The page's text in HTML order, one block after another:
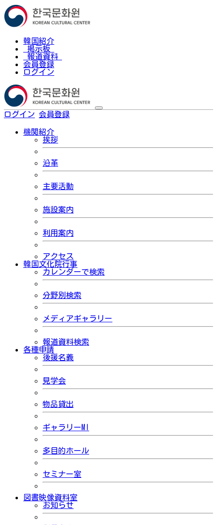
韓国紹介
掲示板
報道資料
会員登録
ログイン
ログイン 会員登録
機関紹介
挨拶
沿革
主要活動
施設案内
利用案内
アクセス
韓国文化院行事
カレンダーで検索
分野別検索
メディアギャラリー
報道資料検索
各種申請
後援名義
見学会
物品貸出
ギャラリーMI
多目的ホール
セミナー室
図書映像資料室
お知らせ